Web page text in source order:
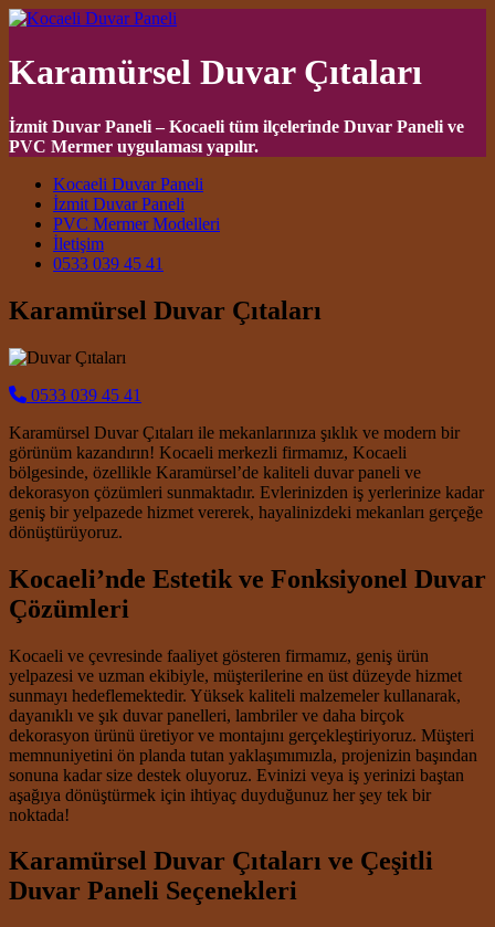
Karamürsel Duvar Çıtaları
İzmit Duvar Paneli – Kocaeli tüm ilçelerinde Duvar Paneli ve
PVC Mermer uygulaması yapılır.
Main Navigation
Kocaeli Duvar Paneli
İzmit Duvar Paneli
PVC Mermer Modelleri
İletişim
0533 039 45 41
Karamürsel Duvar Çıtaları
0533 039 45 41
Karamürsel Duvar Çıtaları ile mekanlarınıza şıklık ve modern bir
görünüm kazandırın! Kocaeli merkezli firmamız, Kocaeli
bölgesinde, özellikle Karamürsel’de kaliteli duvar paneli ve
dekorasyon çözümleri sunmaktadır. Evlerinizden iş yerlerinize kadar
geniş bir yelpazede hizmet vererek, hayalinizdeki mekanları gerçeğe
dönüştürüyoruz.
Kocaeli’nde Estetik ve Fonksiyonel Duvar
Çözümleri
Kocaeli ve çevresinde faaliyet gösteren firmamız, geniş ürün
yelpazesi ve uzman ekibiyle, müşterilerine en üst düzeyde hizmet
sunmayı hedeflemektedir. Yüksek kaliteli malzemeler kullanarak,
dayanıklı ve şık duvar panelleri, lambriler ve daha birçok
dekorasyon ürünü üretiyor ve montajını gerçekleştiriyoruz. Müşteri
memnuniyetini ön planda tutan yaklaşımımızla, projenizin başından
sonuna kadar size destek oluyoruz. Evinizi veya iş yerinizi baştan
aşağıya dönüştürmek için ihtiyaç duyduğunuz her şey tek bir
noktada!
Karamürsel Duvar Çıtaları ve Çeşitli
Duvar Paneli Seçenekleri